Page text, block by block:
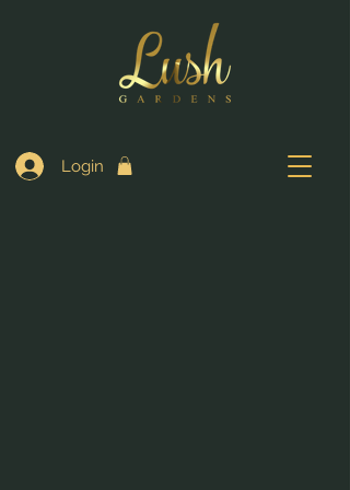
Login